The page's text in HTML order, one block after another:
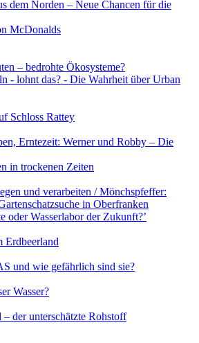
dem Norden – Neue Chancen für die
McDonalds
– bedrohte Ökosysteme?
- lohnt das? - Die Wahrheit über Urban
Schloss Rattey
Erntezeit: Werner und Robby – Die
in trockenen Zeiten
und verarbeiten /​ Mönchspfeffer:
in Oberfranken
oder Wasserlabor der Zukunft?’
Erdbeerland
und wie gefährlich sind sie?
Wasser?
– der unterschätzte Rohstoff